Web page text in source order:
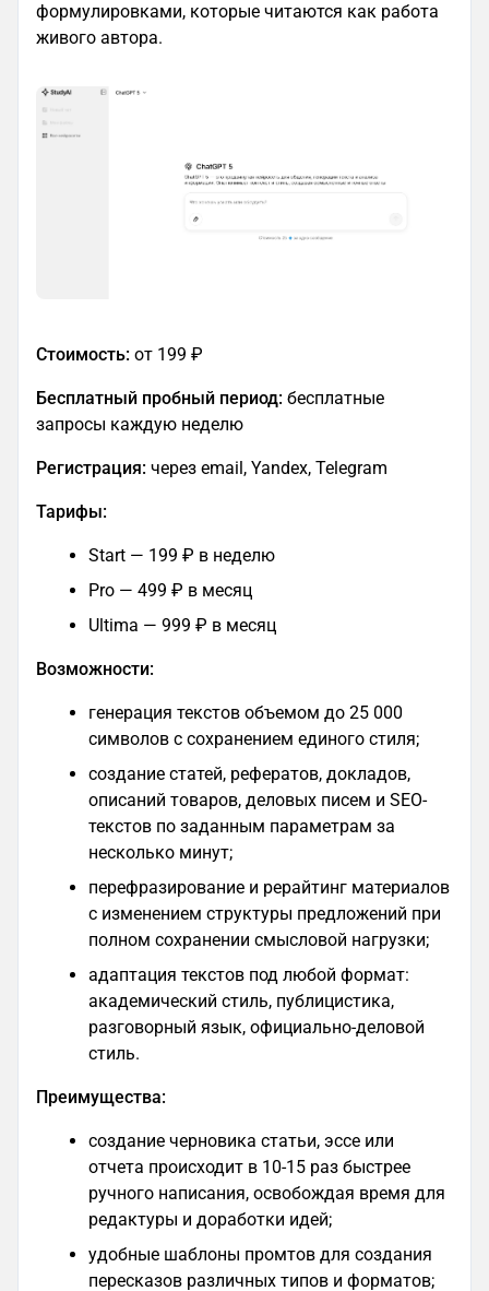
формулировками, которые читаются как работа
живого автора.
Стоимость: от 199 ₽
Бесплатный пробный период: бесплатные
запросы каждую неделю
Регистрация: через email, Yandex, Telegram
Тарифы:
Start — 199 ₽ в неделю
Pro — 499 ₽ в месяц
Ultima — 999 ₽ в месяц
Возможности:
генерация текстов объемом до 25 000
символов с сохранением единого стиля;​
создание статей, рефератов, докладов,
описаний товаров, деловых писем и SEO-
текстов по заданным параметрам за
несколько минут;​
перефразирование и рерайтинг материалов
с изменением структуры предложений при
полном сохранении смысловой нагрузки;​
адаптация текстов под любой формат:
академический стиль, публицистика,
разговорный язык, официально-деловой
стиль.
Преимущества:
создание черновика статьи, эссе или
отчета происходит в 10-15 раз быстрее
ручного написания, освобождая время для
редактуры и доработки идей;
удобные шаблоны промтов для создания
пересказов различных типов и форматов;